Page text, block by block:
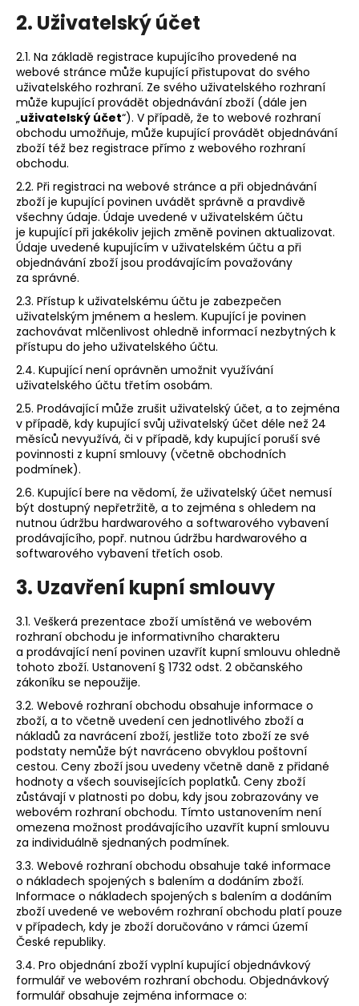
2. Uživatelský účet
2.1. Na základě registrace kupujícího provedené na
webové stránce může kupující přistupovat do svého
uživatelského rozhraní. Ze svého uživatelského rozhraní
může kupující provádět objednávání zboží (dále jen
„uživatelský účet“). V případě, že to webové rozhraní
obchodu umožňuje, může kupující provádět objednávání
zboží též bez registrace přímo z webového rozhraní
obchodu.
2.2. Při registraci na webové stránce a při objednávání
zboží je kupující povinen uvádět správně a pravdivě
všechny údaje. Údaje uvedené v uživatelském účtu
je kupující při jakékoliv jejich změně povinen aktualizovat.
Údaje uvedené kupujícím v uživatelském účtu a při
objednávání zboží jsou prodávajícím považovány
za správné.
2.3. Přístup k uživatelskému účtu je zabezpečen
uživatelským jménem a heslem. Kupující je povinen
zachovávat mlčenlivost ohledně informací nezbytných k
přístupu do jeho uživatelského účtu.
2.4. Kupující není oprávněn umožnit využívání
uživatelského účtu třetím osobám.
2.5. Prodávající může zrušit uživatelský účet, a to zejména
v případě, kdy kupující svůj uživatelský účet déle než 24
měsíců nevyužívá, či v případě, kdy kupující poruší své
povinnosti z kupní smlouvy (včetně obchodních
podmínek).
2.6. Kupující bere na vědomí, že uživatelský účet nemusí
být dostupný nepřetržitě, a to zejména s ohledem na
nutnou údržbu hardwarového a softwarového vybavení
prodávajícího, popř. nutnou údržbu hardwarového a
softwarového vybavení třetích osob.
3. Uzavření kupní smlouvy
3.1. Veškerá prezentace zboží umístěná ve webovém
rozhraní obchodu je informativního charakteru
a prodávající není povinen uzavřít kupní smlouvu ohledně
tohoto zboží. Ustanovení § 1732 odst. 2 občanského
zákoníku se nepoužije.
3.2. Webové rozhraní obchodu obsahuje informace o
zboží, a to včetně uvedení cen jednotlivého zboží a
nákladů za navrácení zboží, jestliže toto zboží ze své
podstaty nemůže být navráceno obvyklou poštovní
cestou. Ceny zboží jsou uvedeny včetně daně z přidané
hodnoty a všech souvisejících poplatků. Ceny zboží
zůstávají v platnosti po dobu, kdy jsou zobrazovány ve
webovém rozhraní obchodu. Tímto ustanovením není
omezena možnost prodávajícího uzavřít kupní smlouvu
za individuálně sjednaných podmínek.
3.3. Webové rozhraní obchodu obsahuje také informace
o nákladech spojených s balením a dodáním zboží.
Informace o nákladech spojených s balením a dodáním
zboží uvedené ve webovém rozhraní obchodu platí pouze
v případech, kdy je zboží doručováno v rámci území
České republiky.
3.4. Pro objednání zboží vyplní kupující objednávkový
formulář ve webovém rozhraní obchodu. Objednávkový
formulář obsahuje zejména informace o: